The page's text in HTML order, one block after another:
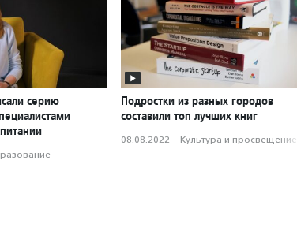
серию
Подростки из разных городов
составили топ лучших книг
08.08.2022 · Культура и просвещение